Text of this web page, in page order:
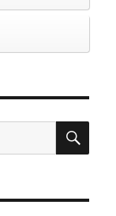
検